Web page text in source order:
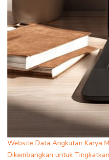
Website Data Angkutan Karya
Dikembangkan untuk